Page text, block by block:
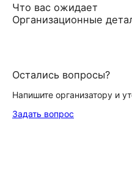
Что вас ожидает
Организационные
Остались вопросы?
Напишите организатору и
Задать вопрос